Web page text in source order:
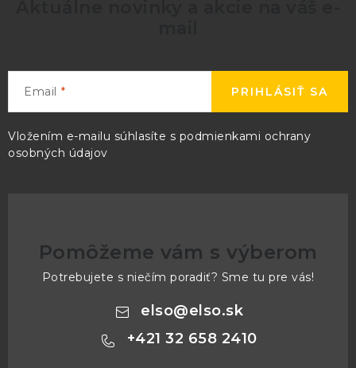
e
r
v
k
Email
Vložením e-mailu súhlasíte s podmienkami ochrany
osobných údajov
PRIHLÁSIŤ SA
Pomôžeme vám s výberom
Potrebujete s niečím poradiť? Sme tu pre vás!
elso@elso.sk
+421 32 658 2410